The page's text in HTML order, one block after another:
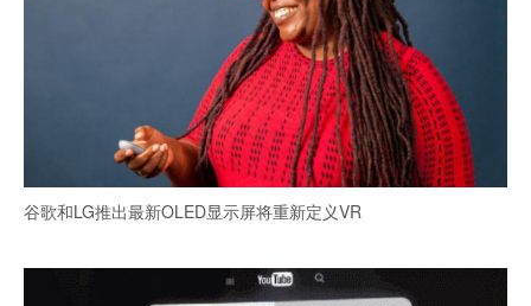
谷歌和LG推出最新OLED显示屏将重新定义VR